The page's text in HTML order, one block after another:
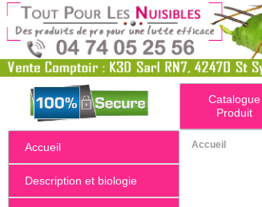
Catalogue
Produit
Accueil
Description et biologie
Accueil